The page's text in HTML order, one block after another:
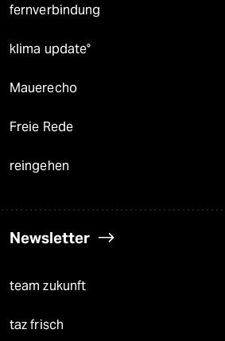
fernverbindung
klima update°
Mauerecho
Freie Rede
reingehen
Newsletter
team zukunft
taz frisch